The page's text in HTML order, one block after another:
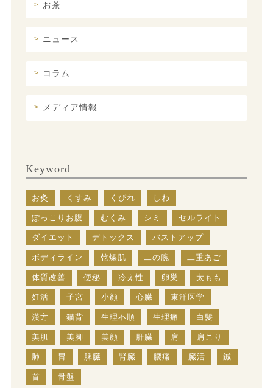
お茶
ニュース
コラム
メディア情報
Keyword
お灸 くすみ くびれ しわ
ぽっこりお腹 むくみ シミ セルライト
ダイエット デトックス バストアップ
ボディライン 乾燥肌 二の腕 二重あご
体質改善 便秘 冷え性 卵巣 太もも
妊活 子宮 小顔 心臓 東洋医学
漢方 猫背 生理不順 生理痛 白髪
美肌 美脚 美顔 肝臓 肩 肩こり
肺 胃 脾臓 腎臓 腰痛 臓活 鍼
首 骨盤